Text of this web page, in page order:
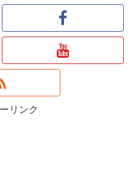
リンク